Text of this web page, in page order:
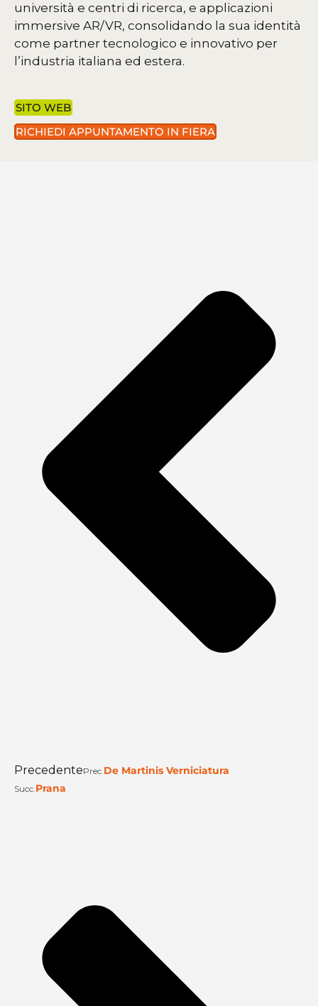
università e centri di ricerca, e applicazioni
immersive AR/VR, consolidando la sua identità
come partner tecnologico e innovativo per
l’industria italiana ed estera.
SITO WEB
RICHIEDI APPUNTAMENTO IN FIERA
PrecedentePrec.De Martinis Verniciatura
Succ.Prana